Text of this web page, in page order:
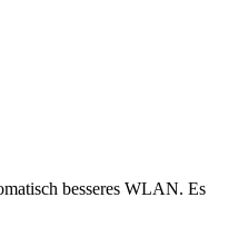
besseres WLAN. Es